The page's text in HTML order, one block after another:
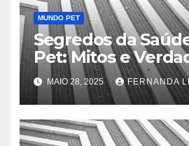
MUNDO PET
Segredos da
Pet: Mitos e
Podem Salvar sua
MAIO 28, 2025 FERNANDA